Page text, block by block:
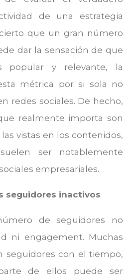
de una estrategia
que un gran número
dar la sensación de que
popular y relevante, la
métrica por si sola no
redes sociales. De hecho,
realmente importa son
las vistas en los contenidos,
ser notablemente
empresariales.
seguidores inactivos
de seguidores no
ni engagement. Muchas
seguidores con el tiempo,
de ellos puede ser